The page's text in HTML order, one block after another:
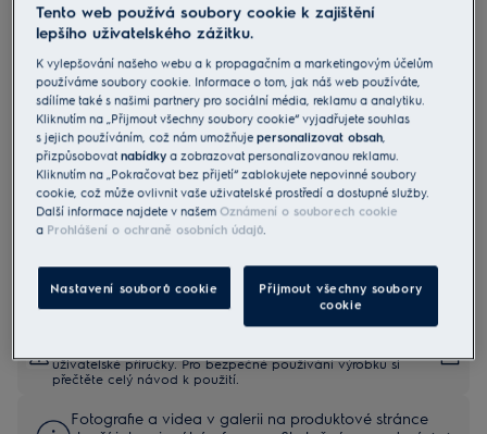
EFF90560OX
Odsavač par komínový série 700
Hob2Hood
4.6 (120)
Informační list výrobku
Benefity
Tiché odsávání pachů, aby v kuchyni byl po vaření příjemný vzduch.
Funkce Breeze v tichosti osvěží vzduch po vaření.
Hob2Hood® přizpůsobuje digestoř podle nastavení na varné desce.
Bezpečnostní pokyny a bezpečnostní upozornění podle
uživatelské příručky. Pro bezpečné používání výrobku si
přečtěte celý návod k použití.
Fotografie a videa v galerii na produktové stránce
Tento web používá soubory cookie k zajištění
lepšího uživatelského zážitku.
K vylepšování našeho webu a k propagačním a marketingovým účelům
používáme soubory cookie. Informace o tom, jak náš web používáte,
sdílíme také s našimi partnery pro sociální média, reklamu a analytiku.
Kliknutím na „Přijmout všechny soubory cookie“ vyjadřujete souhlas
s jejich používáním, což nám umožňujepersonalizovat obsah,
přizpůsobovatnabídky a zobrazovat personalizovanou reklamu.
Kliknutím na „Pokračovat bez přijetí“ zablokujete nepovinné soubory
cookie, což může ovlivnit vaše uživatelské prostředí a dostupné služby.
Další informace najdete v našemOznámení o souborech cookie
a Prohlášení o ochraně osobních údajů.
Nastavení souborů cookie
Přijmout všechny soubory
cookie